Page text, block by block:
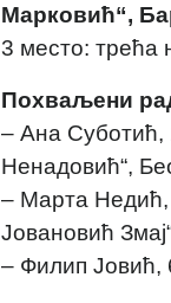
Марковић“,
3 место: трећа
Похваљени
– Ана Суботић,
Ненадовић“,
– Марта Недић,
Јовановић
– Филип Јовић,